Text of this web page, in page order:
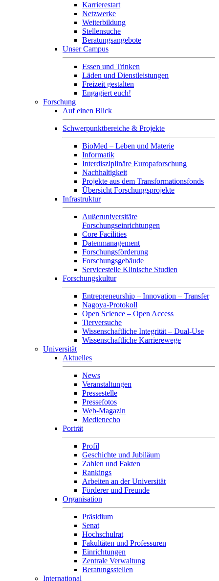
Karrierestart
Netzwerke
Weiterbildung
Stellensuche
Beratungsangebote
Unser Campus
Essen und Trinken
Läden und Dienstleistungen
Freizeit gestalten
Engagiert euch!
Forschung
Auf einen Blick
Schwerpunktbereiche & Projekte
BioMed – Leben und Materie
Informatik
Interdisziplinäre Europaforschung
Nachhaltigkeit
Projekte aus dem Transformationsfonds
Übersicht Forschungsprojekte
Infrastruktur
Außeruniversitäre
Forschungseinrichtungen
Core Facilities
Datenmanagement
Forschungsförderung
Forschungsgebäude
Servicestelle Klinische Studien
Forschungskultur
Entrepreneurship – Innovation – Transfer
Nagoya-Protokoll
Open Science – Open Access
Tierversuche
Wissenschaftliche Integrität – Dual-Use
Wissenschaftliche Karrierewege
Universität
Aktuelles
News
Veranstaltungen
Pressestelle
Pressefotos
Web-Magazin
Medienecho
Porträt
Profil
Geschichte und Jubiläum
Zahlen und Fakten
Rankings
Arbeiten an der Universität
Förderer und Freunde
Organisation
Präsidium
Senat
Hochschulrat
Fakultäten und Professuren
Einrichtungen
Zentrale Verwaltung
Beratungsstellen
International